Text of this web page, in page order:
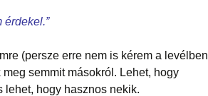
érdekel.”
(persze erre nem is kérem a levélben
semmit másokról. Lehet, hogy
lehet, hogy hasznos nekik.